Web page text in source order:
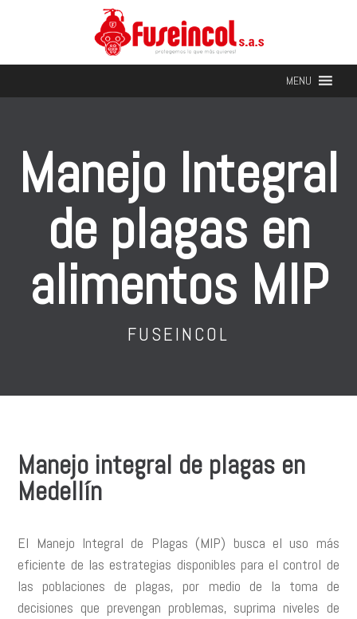
MENU
Manejo Integral
de plagas en
alimentos MIP
FUSEINCOL
Manejo integral de plagas en
Medellín
El Manejo Integral de Plagas (MIP) busca el uso más
eficiente de las estrategias disponibles para el control de
las poblaciones de plagas, por medio de la toma de
decisiones que prevengan problemas, suprima niveles de